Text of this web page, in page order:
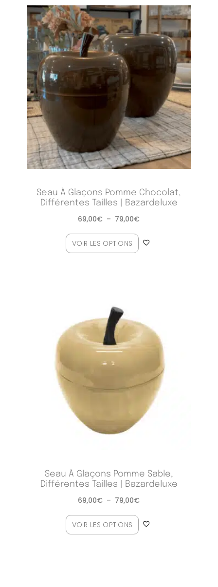
Seau À Glaçons Pomme Chocolat,
Différentes Tailles | Bazardeluxe
69,00€ – 79,00€
VOIR LES OPTIONS
Seau À Glaçons Pomme Sable,
Différentes Tailles | Bazardeluxe
69,00€ – 79,00€
VOIR LES OPTIONS